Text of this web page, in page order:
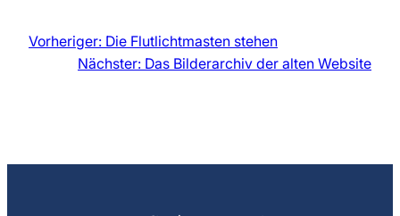
Vorheriger: Die Flutlichtmasten stehen
Nächster: Das Bilderarchiv der alten Website